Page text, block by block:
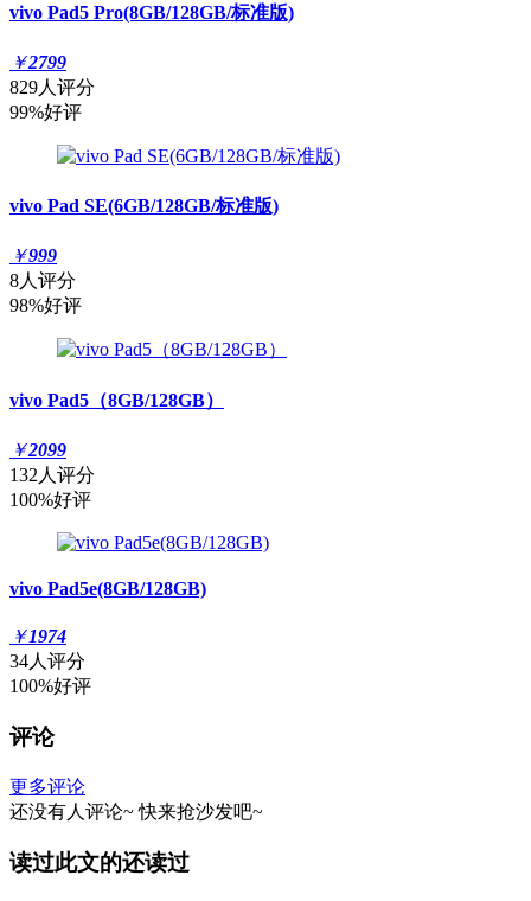
vivo Pad5 Pro(8GB/128GB/标准版)
￥2799
829人评分
99%好评
vivo Pad SE(6GB/128GB/标准版)
￥999
8人评分
98%好评
vivo Pad5（8GB/128GB）
￥2099
132人评分
100%好评
vivo Pad5e(8GB/128GB)
￥1974
34人评分
100%好评
评论
更多评论
还没有人评论~ 快来抢沙发吧~
读过此文的还读过